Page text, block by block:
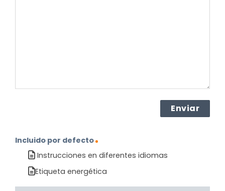
Incluido por defecto
Instrucciones en diferentes idiomas
Etiqueta energética